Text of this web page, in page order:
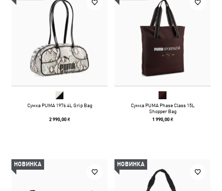
Сумка PUMA 1976 4L Grip Bag
2 990,00 ₴
Сумка PUMA Phase Class 15L
Shopper Bag
1 990,00 ₴
НОВИНКА НОВИНКА